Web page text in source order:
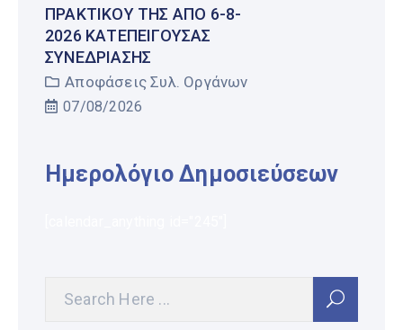
ΠΡΑΚΤΙΚΟΎ ΤΗΣ ΑΠΌ 6-8-
2026 ΚΑΤΕΠΕΊΓΟΥΣΑΣ
ΣΥΝΕΔΡΊΑΣΗΣ
Αποφάσεις Συλ. Οργάνων
07/08/2026
Ημερολόγιο Δημοσιεύσεων